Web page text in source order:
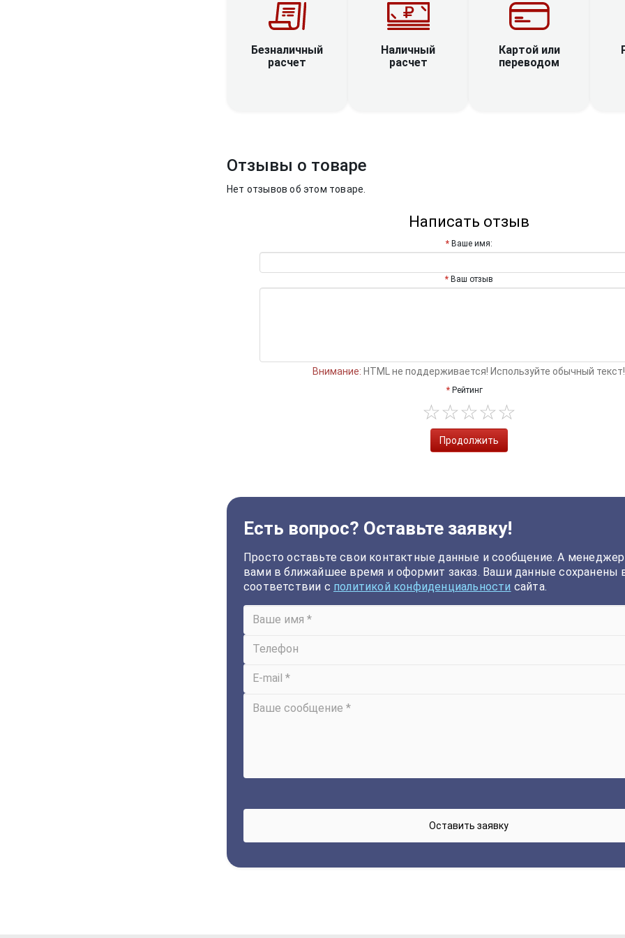
Безналичный
расчет
Наличный
расчет
Картой или
переводом
Отзывы о товаре
Нет отзывов об этом товаре.
Написать отзыв
Ваше имя:
Ваш отзыв
Внимание: HTML не поддерживается! Используйте обычный текст!
Рейтинг
Продолжить
Есть вопрос? Оставьте заявку!
Просто оставьте свои контактные данные и сообщение. А
вами в ближайшее время и оформит заказ. Ваши данные сохранены
соответствии с политикой конфиденциальности сайта.